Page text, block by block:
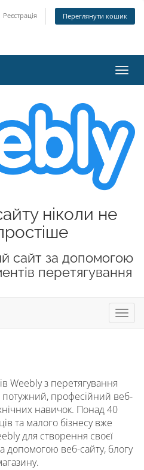
Реєстрація Переглянути кошик
ніколи не
сайт за допомогою
перетягування
Weebly з перетягування
потужний, професійний веб-
навичок. Понад 40
та малого бізнесу вже
для створення своєї
допомогою веб-сайту, блогу